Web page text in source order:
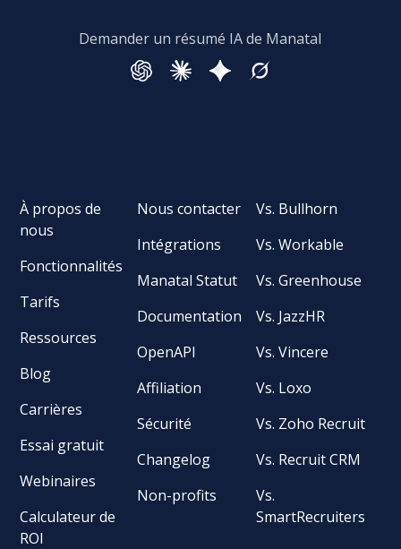
Demander un résumé IA de Manatal
À propos de
nous
Fonctionnalités
Tarifs
Ressources
Blog
Carrières
Essai gratuit
Webinaires
Calculateur de
ROI
Nous contacter
Intégrations
Manatal Statut
Documentation
OpenAPI
Affiliation
Sécurité
Changelog
Non-profits
Vs. Bullhorn
Vs. Workable
Vs. Greenhouse
Vs. JazzHR
Vs. Vincere
Vs. Loxo
Vs. Zoho Recruit
Vs. Recruit CRM
Vs.
SmartRecruiters